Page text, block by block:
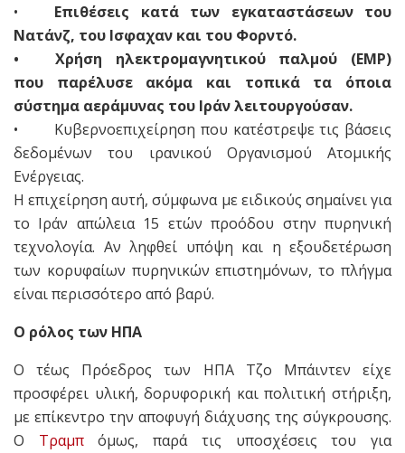
• Επιθέσεις κατά των εγκαταστάσεων του
Νατάνζ, του Ισφαχαν και του Φορντό.
• Χρήση ηλεκτρομαγνητικού παλμού (EMP)
που παρέλυσε ακόμα και τοπικά τα όποια
σύστημα αεράμυνας του Ιράν λειτουργούσαν.
• Κυβερνοεπιχείρηση που κατέστρεψε τις βάσεις
δεδομένων του ιρανικού Οργανισμού Ατομικής
Ενέργειας.
Η επιχείρηση αυτή, σύμφωνα με ειδικούς σημαίνει για
το Ιράν απώλεια 15 ετών προόδου στην πυρηνική
τεχνολογία. Αν ληφθεί υπόψη και η εξουδετέρωση
των κορυφαίων πυρηνικών επιστημόνων, το πλήγμα
είναι περισσότερο από βαρύ.
Ο ρόλος των ΗΠΑ
Ο τέως Πρόεδρος των ΗΠΑ Τζο Μπάιντεν είχε
προσφέρει υλική, δορυφορική και πολιτική στήριξη,
με επίκεντρο την αποφυγή διάχυσης της σύγκρουσης.
Ο Τραμπόμως, παρά τις υποσχέσεις του για